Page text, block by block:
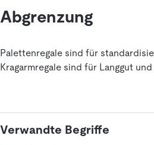
Abgrenzung
Palettenregale sind für
Kragarmregale sind für Langgut
Verwandte Begriffe